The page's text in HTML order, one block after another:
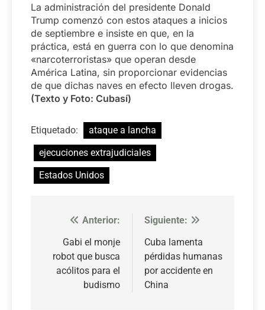
La administración del presidente Donald
Trump comenzó con estos ataques a inicios
de septiembre e insiste en que, en la
práctica, está en guerra con lo que denomina
«narcoterroristas» que operan desde
América Latina, sin proporcionar evidencias
de que dichas naves en efecto lleven drogas.
(Texto y Foto: Cubasí)
Etiquetado:
ataque a lancha
ejecuciones extrajudiciales
Estados Unidos
Navegación
entradas
Anterior:
Gabi el monje
robot que busca
acólitos para el
budismo
Siguiente:
Cuba lamenta
pérdidas humanas
por accidente en
China